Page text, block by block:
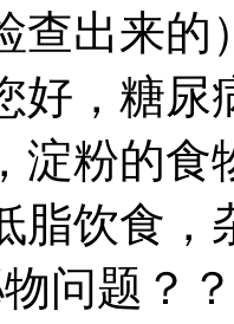
查出来的
好，糖尿
淀粉的食
脂饮食，
问题？